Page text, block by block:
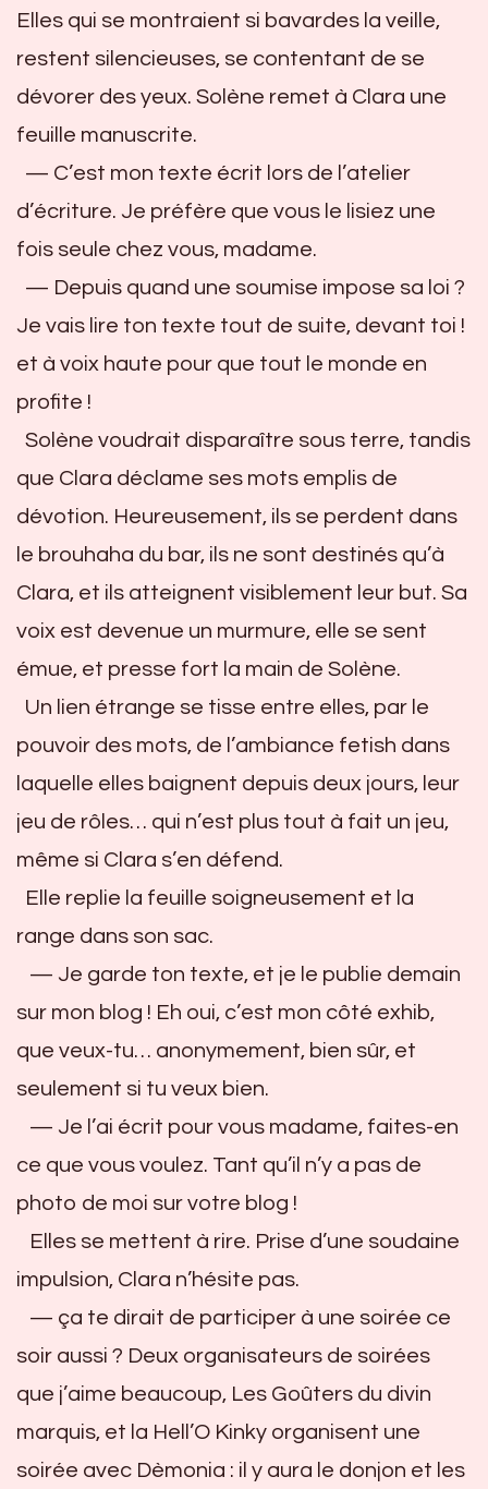
Elles qui se montraient si bavardes la veille,
restent silencieuses, se contentant de se
dévorer des yeux. Solène remet à Clara une
feuille manuscrite.
— C’est mon texte écrit lors de l’atelier
d’écriture. Je préfère que vous le lisiez une
fois seule chez vous, madame.
— Depuis quand une soumise impose sa loi ?
Je vais lire ton texte tout de suite, devant toi !
et à voix haute pour que tout le monde en
profite !
Solène voudrait disparaître sous terre, tandis
que Clara déclame ses mots emplis de
dévotion. Heureusement, ils se perdent dans
le brouhaha du bar, ils ne sont destinés qu’à
Clara, et ils atteignent visiblement leur but. Sa
voix est devenue un murmure, elle se sent
émue, et presse fort la main de Solène.
Un lien étrange se tisse entre elles, par le
pouvoir des mots, de l’ambiance fetish dans
laquelle elles baignent depuis deux jours, leur
jeu de rôles… qui n’est plus tout à fait un jeu,
même si Clara s’en défend.
Elle replie la feuille soigneusement et la
range dans son sac.
— Je garde ton texte, et je le publie demain
sur mon blog ! Eh oui, c’est mon côté exhib,
que veux-tu… anonymement, bien sûr, et
seulement si tu veux bien.
— Je l’ai écrit pour vous madame, faites-en
ce que vous voulez. Tant qu’il n’y a pas de
photo de moi sur votre blog !
Elles se mettent à rire. Prise d’une soudaine
impulsion, Clara n’hésite pas.
— ça te dirait de participer à une soirée ce
soir aussi ? Deux organisateurs de soirées
que j’aime beaucoup, Les Goûters du divin
marquis, et la Hell’O Kinky organisent une
soirée avec Dèmonia : il y aura le donjon et les